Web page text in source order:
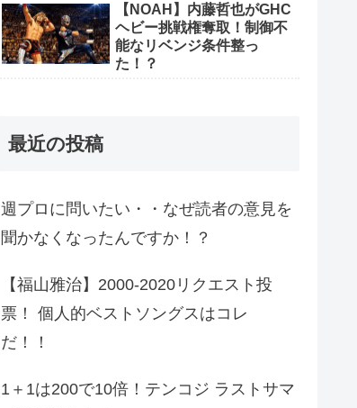
【NOAH】内藤哲也がGHC
ヘビー挑戦権奪取！制御不
能なリベンジ条件整っ
た！？
最近の投稿
週プロに問いたい・・なぜ読者の意見を
聞かなくなったんですか！？
【福山雅治】2000-2020リクエスト投
票！ 個人的ベストソングスはコレ
だ！！
1＋1は200で10倍！テンコジ ラストサマ